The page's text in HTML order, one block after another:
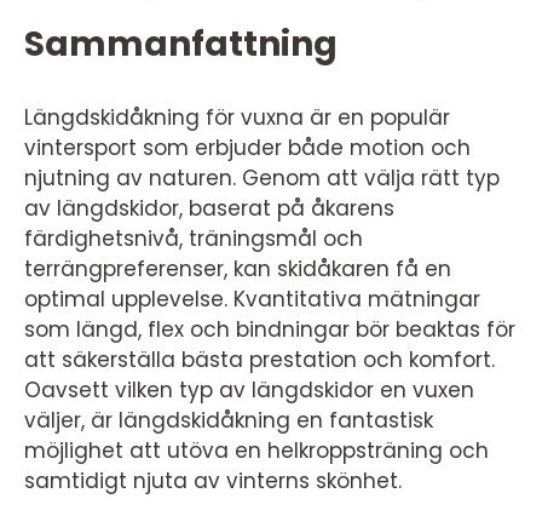
Sammanfattning
Längdskidåkning för vuxna är en populär
vintersport som erbjuder både motion och
njutning av naturen. Genom att välja rätt typ
av längdskidor, baserat på åkarens
färdighetsnivå, träningsmål och
terrängpreferenser, kan skidåkaren få en
optimal upplevelse. Kvantitativa mätningar
som längd, flex och bindningar bör beaktas för
att säkerställa bästa prestation och komfort.
Oavsett vilken typ av längdskidor en vuxen
väljer, är längdskidåkning en fantastisk
möjlighet att utöva en helkroppsträning och
samtidigt njuta av vinterns skönhet.